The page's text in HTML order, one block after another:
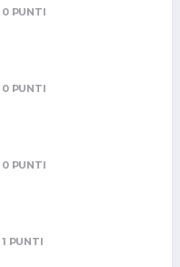
0 PUNTI
0 PUNTI
0 PUNTI
1 PUNTI